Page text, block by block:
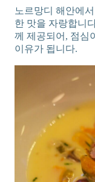
노르망디 해안에
한 맛을 자랑합니
께 제공되어, 점심
이유가 됩니다.